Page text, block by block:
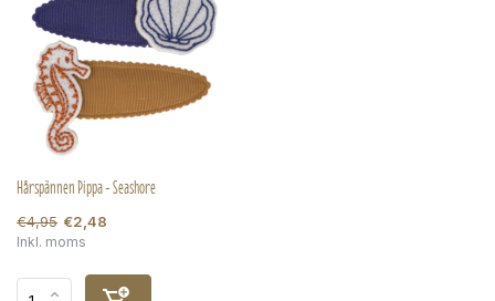
Hårspännen Pippa - Seashore
€4,95 €2,48
Inkl. moms